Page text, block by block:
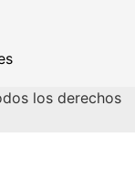
los derechos